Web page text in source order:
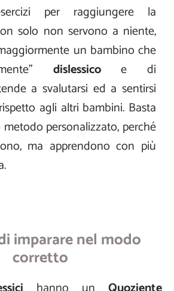
per raggiungere la
solo non servono a niente,
un bambino che
dislessicoe di
a svalutarsi ed a sentirsi
agli altri bambini. Basta
personalizzato, perché
ma apprendono con più
imparare nel modo
corretto